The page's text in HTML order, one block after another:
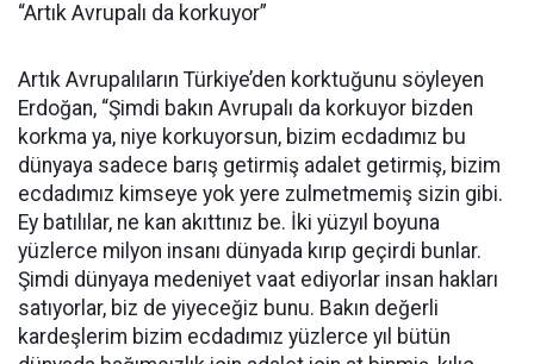
“Artık Avrupalı da korkuyor”
Artık Avrupalıların Türkiye’den korktuğunu söyleyen
Erdoğan, “Şimdi bakın Avrupalı da korkuyor bizden
korkma ya, niye korkuyorsun, bizim ecdadımız bu
dünyaya sadece barış getirmiş adalet getirmiş, bizim
ecdadımız kimseye yok yere zulmetmemiş sizin gibi.
Ey batılılar, ne kan akıttınız be. İki yüzyıl boyuna
yüzlerce milyon insanı dünyada kırıp geçirdi bunlar.
Şimdi dünyaya medeniyet vaat ediyorlar insan hakları
satıyorlar, biz de yiyeceğiz bunu. Bakın değerli
kardeşlerim bizim ecdadımız yüzlerce yıl bütün